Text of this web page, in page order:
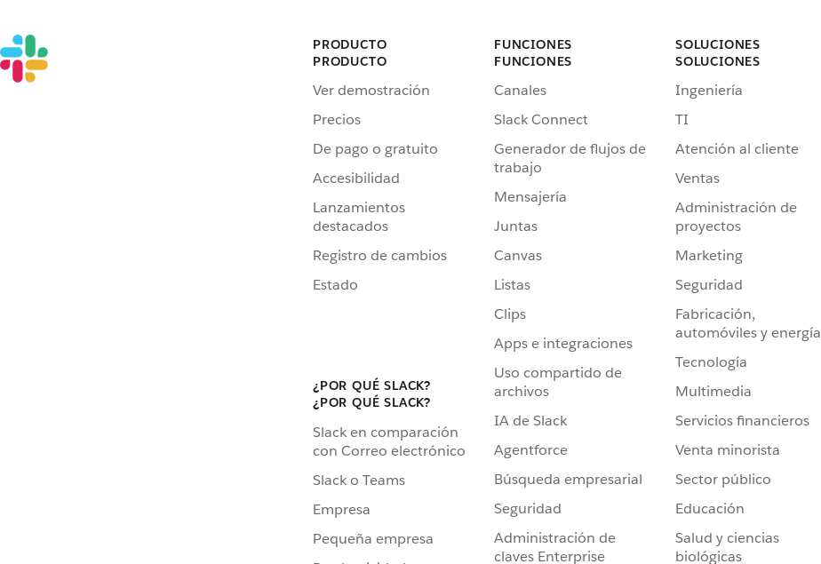
PRODUCTO
PRODUCTO
Ver demostración
Precios
De pago o gratuito
Accesibilidad
Lanzamientos
destacados
Registro de cambios
Estado
¿POR QUÉ SLACK?
¿POR QUÉ SLACK?
Slack en comparación
con Correo electrónico
Slack o Teams
Empresa
Pequeña empresa
FUNCIONES
FUNCIONES
Canales
Slack Connect
Generador de flujos de
trabajo
Mensajería
Juntas
Canvas
Listas
Clips
Apps e integraciones
Uso compartido de
archivos
IA de Slack
Agentforce
Búsqueda empresarial
Seguridad
Administración de
claves Enterprise
SOLUCIONES
SOLUCIONES
Ingeniería
TI
Atención al cliente
Ventas
Administración de
proyectos
Marketing
Seguridad
Fabricación,
automóviles y energía
Tecnología
Multimedia
Servicios financieros
Venta minorista
Sector público
Educación
Salud y ciencias
biológicas